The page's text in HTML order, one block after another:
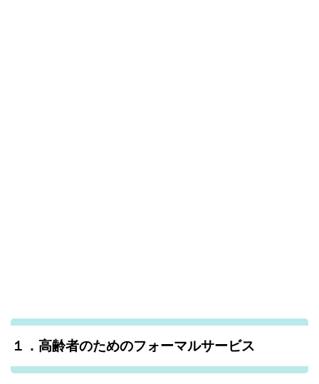
１．高齢者のためのフォーマルサービス